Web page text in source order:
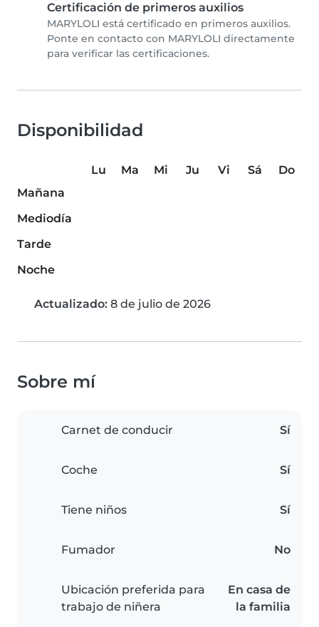
Certificación de primeros auxilios
MARYLOLI está certificado en primeros auxilios.
Ponte en contacto con MARYLOLI directamente
para verificar las certificaciones.
Disponibilidad
Lu Ma Mi Ju Vi Sá
Do
Mañana
Mediodía
Tarde
Noche
Actualizado: 8 de julio de 2026
Sobre mí
Carnet de conducir Sí
Coche Sí
Tiene niños Sí
Fumador No
Ubicación preferida para
trabajo de niñera
En casa de
la familia